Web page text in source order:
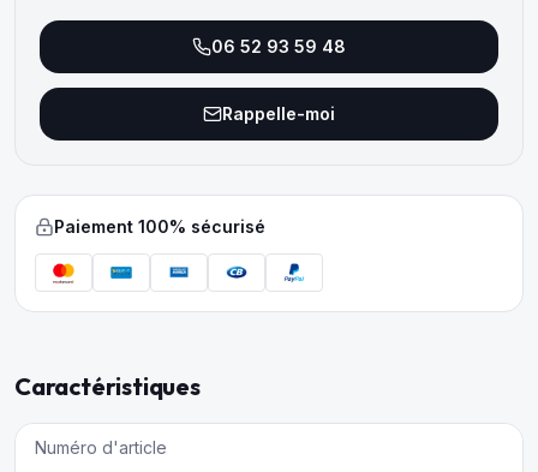
06 52 93 59 48
Rappelle-moi
Paiement 100% sécurisé
Caractéristiques
Numéro d'article